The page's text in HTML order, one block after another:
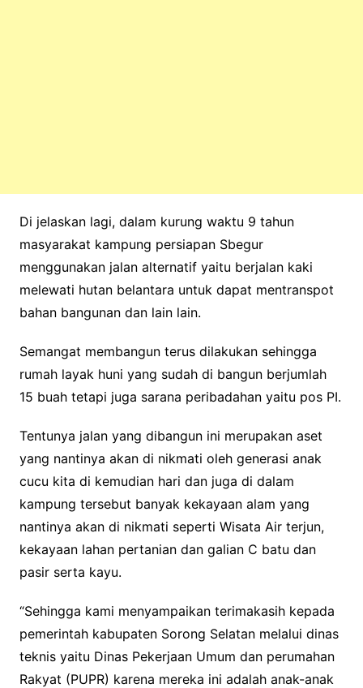
Di jelaskan lagi, dalam kurung waktu 9 tahun
masyarakat kampung persiapan Sbegur
menggunakan jalan alternatif yaitu berjalan kaki
melewati hutan belantara untuk dapat mentranspot
bahan bangunan dan lain lain.
Semangat membangun terus dilakukan sehingga
rumah layak huni yang sudah di bangun berjumlah
15 buah tetapi juga sarana peribadahan yaitu pos PI.
Tentunya jalan yang dibangun ini merupakan aset
yang nantinya akan di nikmati oleh generasi anak
cucu kita di kemudian hari dan juga di dalam
kampung tersebut banyak kekayaan alam yang
nantinya akan di nikmati seperti Wisata Air terjun,
kekayaan lahan pertanian dan galian C batu dan
pasir serta kayu.
“Sehingga kami menyampaikan terimakasih kepada
pemerintah kabupaten Sorong Selatan melalui dinas
teknis yaitu Dinas Pekerjaan Umum dan perumahan
Rakyat (PUPR) karena mereka ini adalah anak-anak